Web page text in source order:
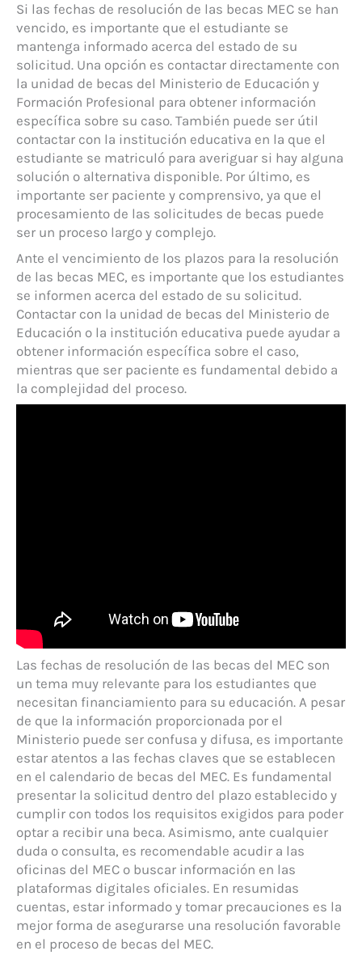
Si las fechas de resolución de las becas MEC se han
vencido, es importante que el estudiante se
mantenga informado acerca del estado de su
solicitud. Una opción es contactar directamente con
la unidad de becas del Ministerio de Educación y
Formación Profesional para obtener información
específica sobre su caso. También puede ser útil
contactar con la institución educativa en la que el
estudiante se matriculó para averiguar si hay alguna
solución o alternativa disponible. Por último, es
importante ser paciente y comprensivo, ya que el
procesamiento de las solicitudes de becas puede
ser un proceso largo y complejo.
Ante el vencimiento de los plazos para la resolución
de las becas MEC, es importante que los estudiantes
se informen acerca del estado de su solicitud.
Contactar con la unidad de becas del Ministerio de
Educación o la institución educativa puede ayudar a
obtener información específica sobre el caso,
mientras que ser paciente es fundamental debido a
la complejidad del proceso.
Las fechas de resolución de las becas del MEC son
un tema muy relevante para los estudiantes que
necesitan financiamiento para su educación. A pesar
de que la información proporcionada por el
Ministerio puede ser confusa y difusa, es importante
estar atentos a las fechas claves que se establecen
en el calendario de becas del MEC. Es fundamental
presentar la solicitud dentro del plazo establecido y
cumplir con todos los requisitos exigidos para poder
optar a recibir una beca. Asimismo, ante cualquier
duda o consulta, es recomendable acudir a las
oficinas del MEC o buscar información en las
plataformas digitales oficiales. En resumidas
cuentas, estar informado y tomar precauciones es la
mejor forma de asegurarse una resolución favorable
en el proceso de becas del MEC.